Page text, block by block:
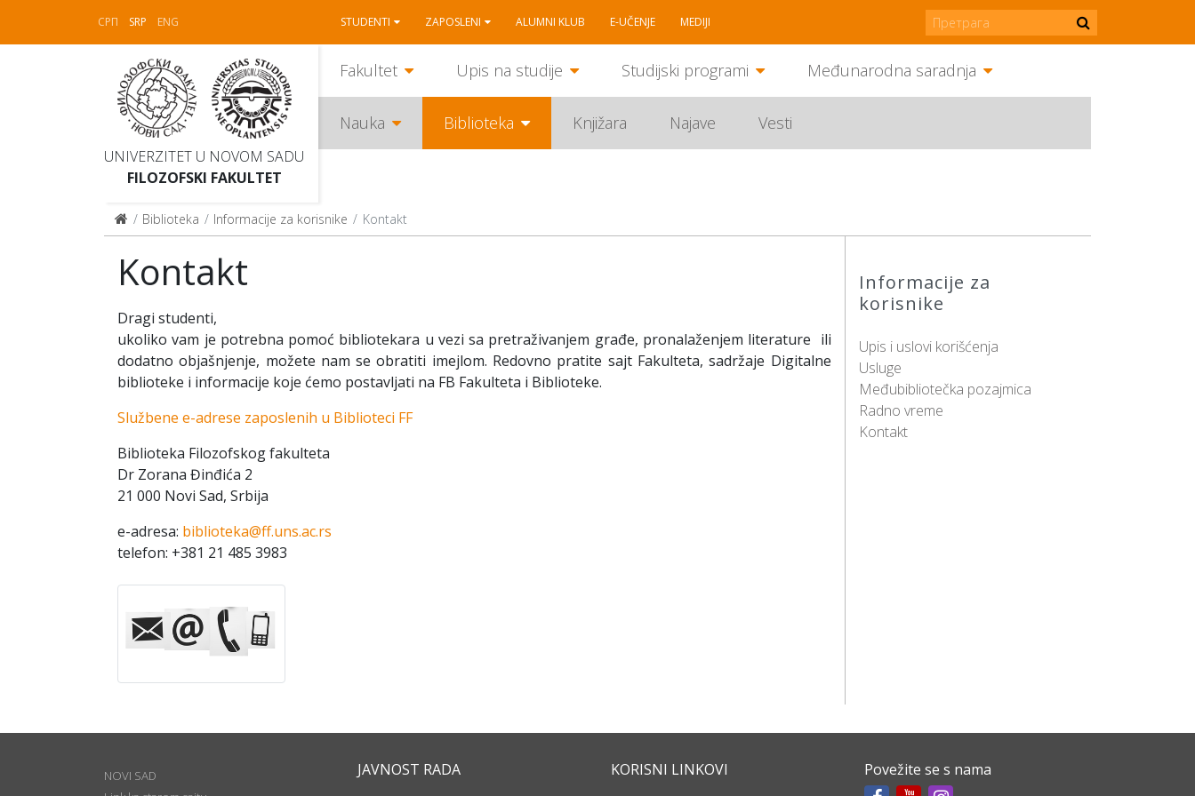
СРП SRP ENG STUDENTI ZAPOSLENI ALUMNI KLUB E-UČENJE MEDIJI
UNIVERZITET U NOVOM SADU
FILOZOFSKI FAKULTET
Fakultet Upis na studije Studijski programi Međunarodna saradnja
Nauka Biblioteka Knjižara Najave Vesti
Biblioteka Informacije za korisnike Kontakt
Informacije za
korisnike
Upis i uslovi korišćenja
Usluge
Međubibliotečka pozajmica
Radno vreme
Kontakt
Kontakt
Dragi studenti,
ukoliko vam je potrebna pomoć bibliotekara u vezi sa pretraživanjem građe, pronalaženjem literature ili
dodatno objašnjenje, možete nam se obratiti imejlom. Redovno pratite sajt Fakulteta, sadržaje Digitalne
biblioteke i informacije koje ćemo postavljati na FB Fakulteta i Biblioteke.
Službene e-adrese zaposlenih u Biblioteci FF
Biblioteka Filozofskog fakulteta
Dr Zorana Đinđića 2
21 000 Novi Sad, Srbija
e-adresa: biblioteka@ff.uns.ac.rs
telefon: +381 21 485 3983
NOVI SAD
JAVNOST RADA KORISNI LINKOVI Povežite se s nama